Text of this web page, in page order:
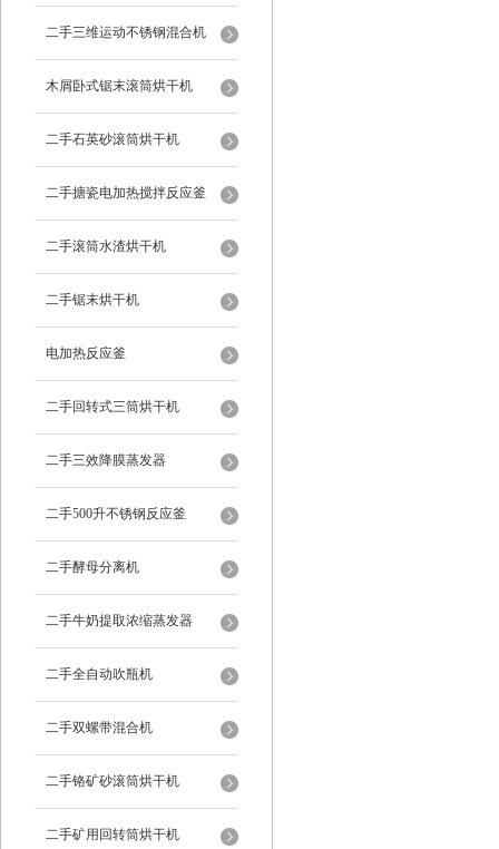
二手三维运动不锈钢混合机
木屑卧式锯末滚筒烘干机
二手石英砂滚筒烘干机
二手搪瓷电加热搅拌反应釜
二手滚筒水渣烘干机
二手锯末烘干机
电加热反应釜
二手回转式三筒烘干机
二手三效降膜蒸发器
二手500升不锈钢反应釜
二手酵母分离机
二手牛奶提取浓缩蒸发器
二手全自动吹瓶机
二手双螺带混合机
二手铬矿砂滚筒烘干机
二手矿用回转筒烘干机